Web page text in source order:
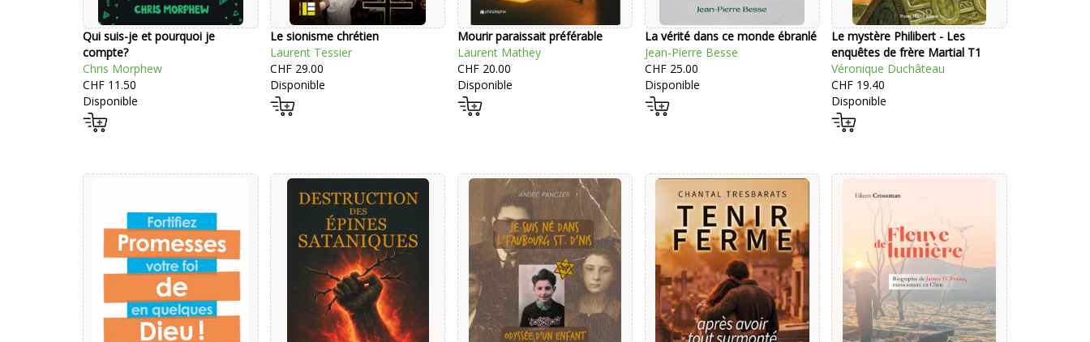
Qui suis-je et pourquoi je
compte?
Chris Morphew
CHF 11.50
Disponible
Le sionisme chrétien
Laurent Tessier
CHF 29.00
Disponible
Mourir paraissait préférable
Laurent Mathey
CHF 20.00
Disponible
La vérité dans ce monde ébranlé
Jean-Pierre Besse
CHF 25.00
Disponible
Le mystère Philibert - Les
enquêtes de frère Martial T1
Véronique Duchâteau
CHF 19.40
Disponible